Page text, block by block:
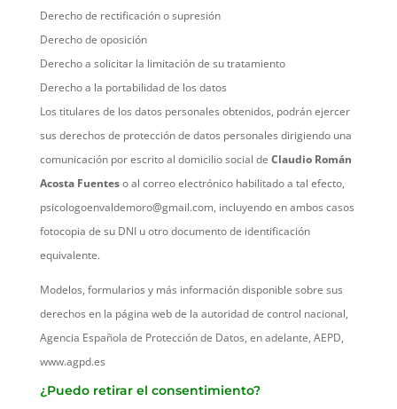
Derecho de rectificación o supresión
Derecho de oposición
Derecho a solicitar la limitación de su tratamiento
Derecho a la portabilidad de los datos
Los titulares de los datos personales obtenidos, podrán ejercer
sus derechos de protección de datos personales dirigiendo una
comunicación por escrito al domicilio social de Claudio Román
Acosta Fuenteso al correo electrónico habilitado a tal efecto,
psicologoenvaldemoro@gmail.com, incluyendo en ambos casos
fotocopia de su DNI u otro documento de identificación
equivalente.
Modelos, formularios y más información disponible sobre sus
derechos en la página web de la autoridad de control nacional,
Agencia Española de Protección de Datos, en adelante, AEPD,
www.agpd.es
¿Puedo retirar el consentimiento?